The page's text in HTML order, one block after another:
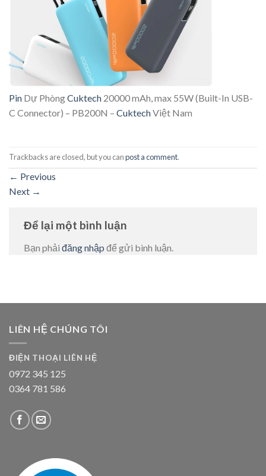
Pin Dự PhòngCuktech 20000 mAh, max 55W (Built-In USB-
C Connector) – PB200N – CuktechViệt Nam
Trackbacks are closed, but you canpost a comment.
← Previous
Next →
Để lại một bình luận
Bạn phải đăng nhập để gửi bình luận.
LIÊN HỆ CHÚNG TÔI
ĐIỆN THOẠI LIÊN HỆ
0972 345 125
0364 781 586